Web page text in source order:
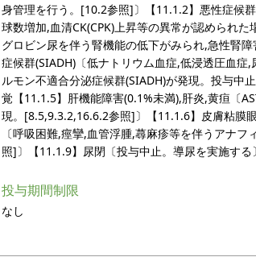
身管理を行う。[10.2参照]〕【11.1.2】悪性症候
球数増加,血清CK(CPK)上昇等の異常が認められ
グロビン尿を伴う腎機能の低下がみられ,急性腎
症候群(SIADH)〔低ナトリウム血症,低浸透圧血
ルモン不適合分泌症候群(SIADH)が発現。投与中
覚【11.1.5】肝機能障害(0.1%未満),肝炎,黄疸〔
現。[8.5,9.3.2,16.6.2参照]〕【11.1.6】皮膚粘膜
〔呼吸困難,痙攣,血管浮腫,蕁麻疹等を伴うアナ
照]〕【11.1.9】尿閉〔投与中止。導尿を実施する〕
投与期間制限
なし